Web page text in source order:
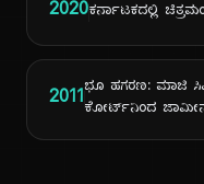
2020ಕರ್ನಾಟಕದಲ್ಲಿ
2011ಭೂ ಹಗರಣ: ಮಾಜಿ
ಕೋರ್ಟ್‌ನಿಂದ